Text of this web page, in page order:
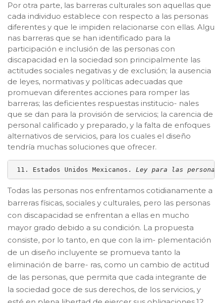
Por otra parte, las barreras culturales son aquellas que
cada individuo establece con respecto a las personas
diferentes y que le impiden relacionarse con ellas. Algu
nas barreras que se han identificado para la
participación e inclusión de las personas con
discapacidad en la sociedad son principalmente las
actitudes sociales negativas y de exclusión; la ausencia
de leyes, normativas y políticas adecuadas que
promuevan diferentes acciones para romper las
barreras; las deficientes respuestas institucio- nales
que se dan para la provisión de servicios; la carencia de
personal calificado y preparado, y la falta de enfoques
alternativos de servicios, para los cuales el diseño
tendría muchas soluciones que ofrecer.
11. Estados Unidos Mexicanos. Ley para las
Todas las personas nos enfrentamos cotidianamente a
barreras físicas, sociales y culturales, pero las personas
con discapacidad se enfrentan a ellas en mucho
mayor grado debido a su condición. La propuesta
consiste, por lo tanto, en que con la im- plementación
de un diseño incluyente se promueva tanto la
eliminación de barre- ras, como un cambio de actitud
de las personas, que permita que cada integrante de
la sociedad goce de sus derechos, de los servicios, y